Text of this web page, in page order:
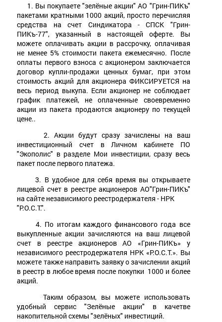
1. Вы покупаете "зелёные акции" АО "Грин-ПИКъ"
пакетами кратными 1000 акций, просто перечисляя
средства на счет Синдикатора - СПСК "Грин-
ПИКъ-77", указанный в настоящей оферте. Вы
можете оплачивать акции в рассрочку, оплачивая
не менее 5% стоимости пакета ежемесячно. После
оплаты первого взноса с акционером заключается
договор купли-продажи ценных бумаг, при этом
стоимость акций для акционера ФИКСИРУЕТСЯ на
весь период выкупа. Если акционер не соблюдает
график платежей, не оплаченные своевременно
акции из пакета продаются акционеру по текущей
цене..
2. Акции будут сразу зачислены на ваш
инвестиционный счет в Личном кабинете ПО
"Экополис" в разделе Мои инвестиции, сразу весь
пакет после первого платежа.
3. В удобное для себя время вы открываете
лицевой счет в реестре акционеров АО"Грин-ПИКъ"
на сайте независимого реестродержателя - НРК
"Р.О.С.Т.".
4. По итогам каждого финансового года все
выкупленные акции зачисляются на ваш лицевой
счет в реестре акционеров АО «Грин-ПИКъ» у
независимого реестродержателя НРК «Р.О.С.Т.». Вы
можете также направить заявку о зачислении акций
в реестр в любое время после покупки 1000 и более
акций.
Таким образом, вы можете использовать
удобный сервис "Зелёные акции" в качетве
накопительной схемы "зелёных" инвестиций.